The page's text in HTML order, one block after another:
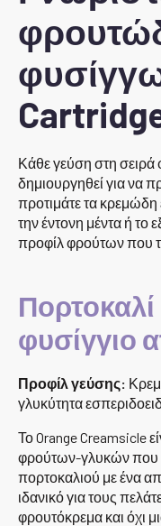
Κάθε γεύση στη σειρά
δημιουργηθεί για να
προτιμάτε τα
την έντονη μέντα ή το
προφίλ φρούτων που
φυσίγγιο
Προφίλ γεύσης:
γλυκύτητα
Το Orange Creamsicle
φρούτων-γλυκών που
πορτοκαλιού με ένα
ιδανικό για τους
φρουτόκρεμα και όχι